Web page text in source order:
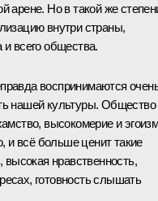
арене. Но в такой же
внутри страны,
и всего общества.
воспринимаются
нашей культуры. Общество
высокомерие и
и всё больше ценит такие
высокая нравственность,
готовность слышать